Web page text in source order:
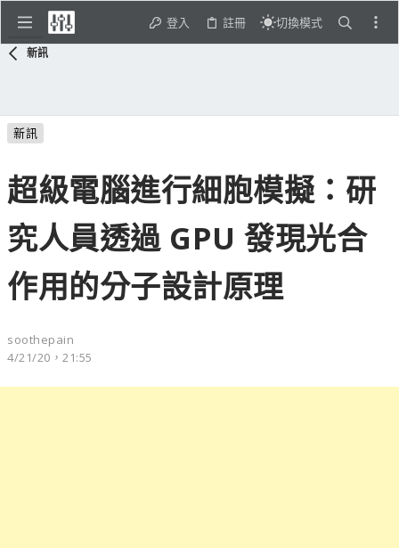
登入 註冊 切換模式
新訊
新訊
超級電腦進行細胞模擬：研
究人員透過 GPU 發現光合
作用的分子設計原理
soothepain
4/21/20，21:55